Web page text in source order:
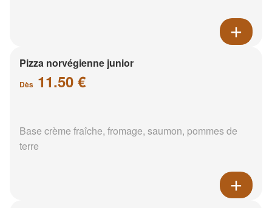
Pizza norvégienne junior
Dès 11.50 €
Base crème fraîche, fromage, saumon, pommes de
terre